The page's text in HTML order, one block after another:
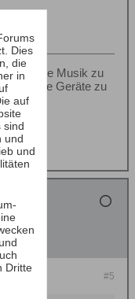
08:34
um Ihre Musik zu
um ihre Geräte zu
#5
Dies
die
in
auf
sind
und
und
Dritte